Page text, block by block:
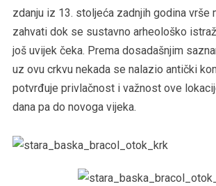
zdanju iz 13. stoljeća zadnjih godina vrše
zahvati dok se sustavno arheološko
još uvijek čeka. Prema dosadašnjim
uz ovu crkvu nekada se nalazio antički
potvrđuje privlačnost i važnost ove
dana pa do novoga vijeka.